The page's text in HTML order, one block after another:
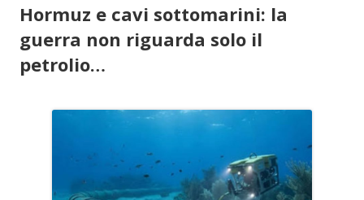
Hormuz e cavi sottomarini: la
guerra non riguarda solo il
petrolio…